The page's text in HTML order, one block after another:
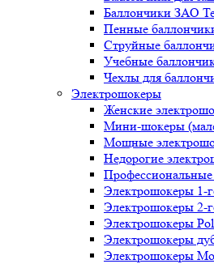
Баллончики ЗАО
Пенные
Струйные
Учебные
Чехлы для
Электрошокеры
Женские
Мини-шокеры
Мощные
Недорогие
Электрошокеры 1-
Электрошокеры 2-
Электрошокеры
Электрошокеры
Электрошокеры